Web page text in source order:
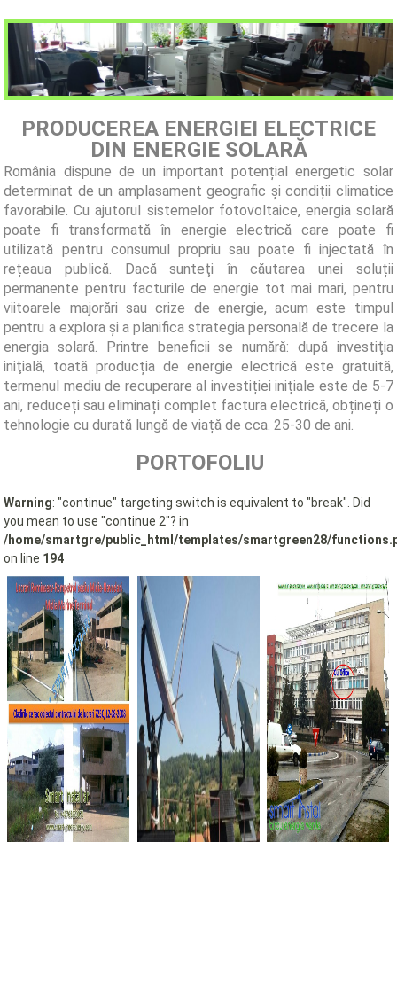
PRODUCEREA ENERGIEI ELECTRICE
DIN ENERGIE SOLARĂ
România dispune de un important potențial energetic solar
determinat de un amplasament geografic și condiții climatice
favorabile. Cu ajutorul sistemelor fotovoltaice, energia solară
poate fi transformată în energie electrică care poate fi
utilizată pentru consumul propriu sau poate fi injectată în
rețeaua publică. Dacă sunteţi în căutarea unei soluții
permanente pentru facturile de energie tot mai mari, pentru
viitoarele majorări sau crize de energie, acum este timpul
pentru a explora şi a planifica strategia personală de trecere la
energia solară. Printre beneficii se numără: după investiţia
iniţială, toată producția de energie electrică este gratuită,
termenul mediu de recuperare al investiției inițiale este de 5-7
ani, reduceți sau eliminați complet factura electrică, obțineți o
tehnologie cu durată lungă de viață de cca. 25-30 de ani.
PORTOFOLIU
Warning: "continue" targeting switch is equivalent to "break". Did
you mean to use "continue 2"? in
/home/smartgre/public_html/templates/smartgreen28/
on line 194